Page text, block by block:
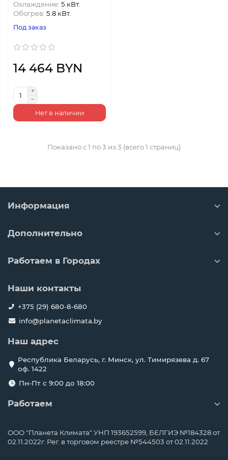
Охлаждение: 5 кВт.
Обогрев: 5.8 кВт.
Под заказ
14 464 BYN
Нет в наличии
Показано с 1 по 3 из 3 (всего 1 страниц)
Информация
Дополнительно
Работаем в Городах
Наши контакты
+375 (29) 680-8-680
info@planetaclimata.by
Наш адрес
Республика Беларусь, г. Минск, ул. Тимирязева д. 67
оф. 1422
Пн-Пт с 9:00 до 18:00
Работаем
ООО "Планета Климата" УНП 193652599, БЕЛГИЭ №184328 от
02.11.2022г. Рег. в торговом реестре №544503 от 02.11.2022